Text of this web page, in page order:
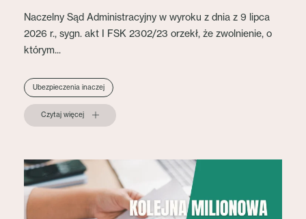
Naczelny Sąd Administracyjny w wyroku z dnia z 9 lipca
2026 r., sygn. akt I FSK 2302/23 orzekł, że zwolnienie, o
którym...
Ubezpieczenia inaczej
Czytaj więcej